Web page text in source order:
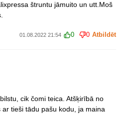
štruntu jāmuito un utt.Moš
01.08.2022 21:54 0 0 Atbildēt
cik čomi teica. Atšķirībā no
tieši tādu pašu kodu, ja maina